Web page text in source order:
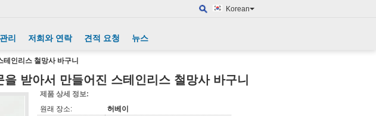
Korean
리 저희와 연락 견적 요청 뉴스
인리스 철망사 바구니
받아서 만들어진 스테인리스 철망사 바구니
제품 상세 정보:
원래 장소:
허베이